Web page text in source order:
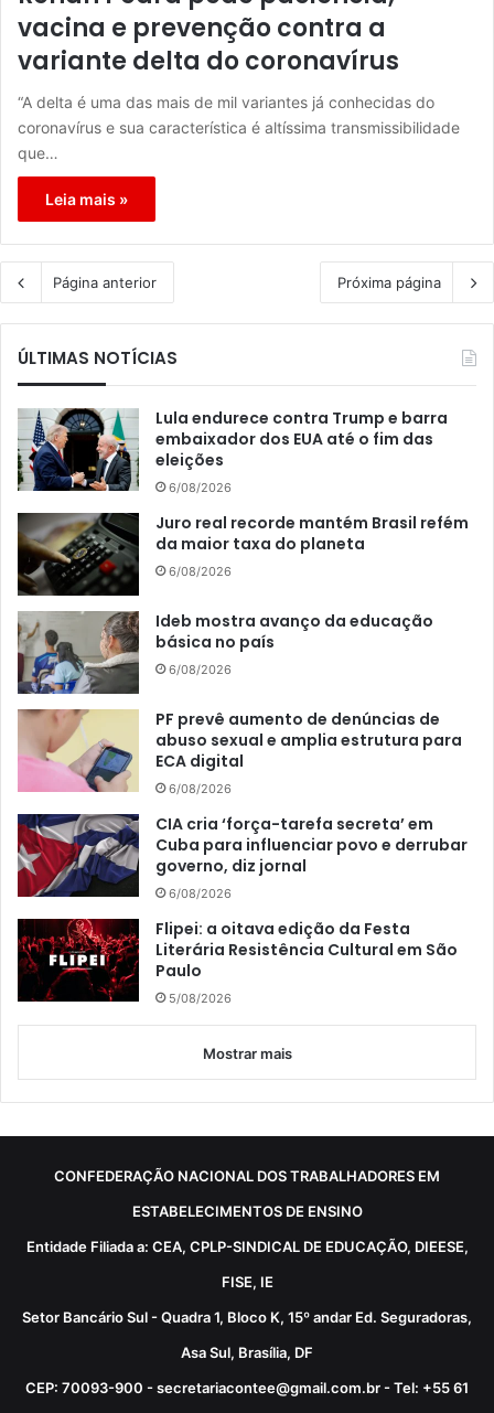
vacina e prevenção contra a
variante delta do coronavírus
“A delta é uma das mais de mil variantes já conhecidas do
coronavírus e sua característica é altíssima transmissibilidade
que…
Leia mais »
Página anterior Próxima página
ÚLTIMAS NOTÍCIAS
Lula endurece contra Trump e barra
embaixador dos EUA até o fim das
eleições
6/08/2026
Juro real recorde mantém Brasil refém
da maior taxa do planeta
6/08/2026
Ideb mostra avanço da educação
básica no país
6/08/2026
PF prevê aumento de denúncias de
abuso sexual e amplia estrutura para
ECA digital
6/08/2026
CIA cria ‘força-tarefa secreta’ em
Cuba para influenciar povo e derrubar
governo, diz jornal
6/08/2026
Flipei: a oitava edição da Festa
Literária Resistência Cultural em São
Paulo
5/08/2026
Mostrar mais
CONFEDERAÇÃO NACIONAL DOS TRABALHADORES EM
ESTABELECIMENTOS DE ENSINO
Entidade Filiada a: CEA, CPLP-SINDICAL DE EDUCAÇÃO, DIEESE,
FISE, IE
Setor Bancário Sul - Quadra 1, Bloco K, 15º andar Ed. Seguradoras,
Asa Sul, Brasília, DF
CEP: 70093-900 - secretariacontee@gmail.com.br - Tel: +55 61